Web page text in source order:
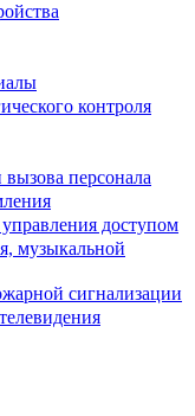
контроля
персонала
доступом
музыкальной
сигнализации